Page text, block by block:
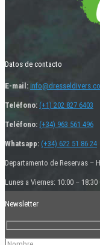
Datos de contacto
E-mail:
Teléfono: (+1) 202 827 6403
Teléfono: (+34) 963 561 496
Whatsapp: (+34) 622 51 86 24
Departamento de Reservas –
Lunes a Viernes: 10:00 – 18:30
Newsletter